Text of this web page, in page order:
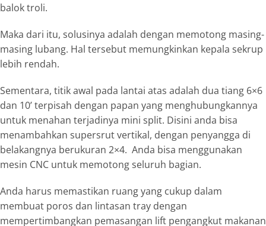
balok troli.
Maka dari itu, solusinya adalah dengan memotong masing-
masing lubang. Hal tersebut memungkinkan kepala sekrup
lebih rendah.
Sementara, titik awal pada lantai atas adalah dua tiang 6×6
dan 10’ terpisah dengan papan yang menghubungkannya
untuk menahan terjadinya mini split. Disini anda bisa
menambahkan supersrutvertikal, dengan penyangga di
belakangnya berukuran 2×4. Anda bisa menggunakan
mesin CNC untuk memotong seluruh bagian.
Anda harus memastikan ruang yang cukup dalam
membuat poros dan lintasan tray dengan
mempertimbangkan pemasangan lift pengangkut makanan